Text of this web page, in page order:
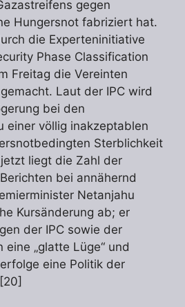
gegen
Hungersnot fabriziert hat.
die Experteninitiative
Phase Classification
Freitag die Vereinten
Laut der IPC wird
bei den
einer völlig inakzeptablen
Sterblichkeit
liegt die Zahl der
bei annähernd
Netanjahu
Kursänderung ab; er
der IPC sowie der
„glatte Lüge“ und
eine Politik der